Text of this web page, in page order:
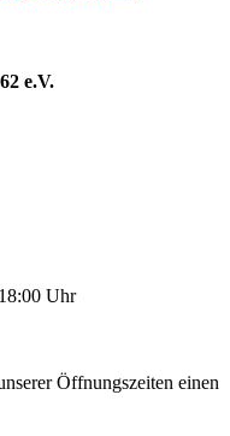
e.V.
Uhr
Öffnungszeiten einen